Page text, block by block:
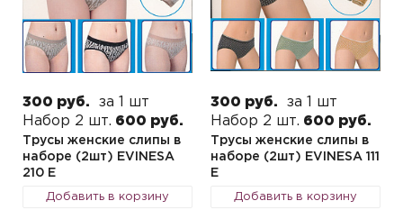
300 руб.
за 1 шт
Набор 2 шт. 600 руб.
Трусы женские слипы в
наборе (2шт) EVINESA
210 E
Добавить в корзину
300 руб.
за 1 шт
Набор 2 шт. 600 руб.
Трусы женские слипы в
наборе (2шт) EVINESA 111
E
Добавить в корзину